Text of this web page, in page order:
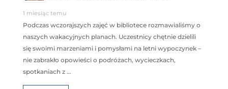
1 miesiąc temu
Podczas wczorajszych zajęć w bibliotece rozmawialiśmy o
naszych wakacyjnych planach. Uczestnicy chętnie dzielili
się swoimi marzeniami i pomysłami na letni wypoczynek –
nie zabrakło opowieści o podróżach, wycieczkach,
spotkaniach z …